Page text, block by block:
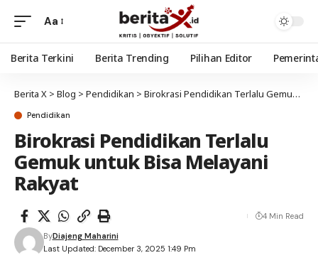
Aa
Berita Terkini Berita Trending Pilihan Editor
Berita X > Blog > Pendidikan > Birokrasi Pendidikan Terlalu Gemuk untuk Bisa Melayani Rakyat
Pendidikan
Birokrasi Pendidikan Terlalu
Gemuk untuk Bisa Melayani
Rakyat
Last Updated: December 3, 2025 1:49 Pm
ByDiajeng Maharini
4 Min Read